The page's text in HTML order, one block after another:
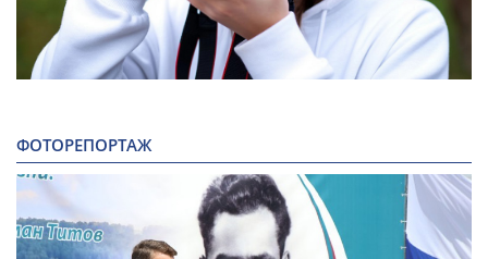
ФОТОРЕПОРТАЖ